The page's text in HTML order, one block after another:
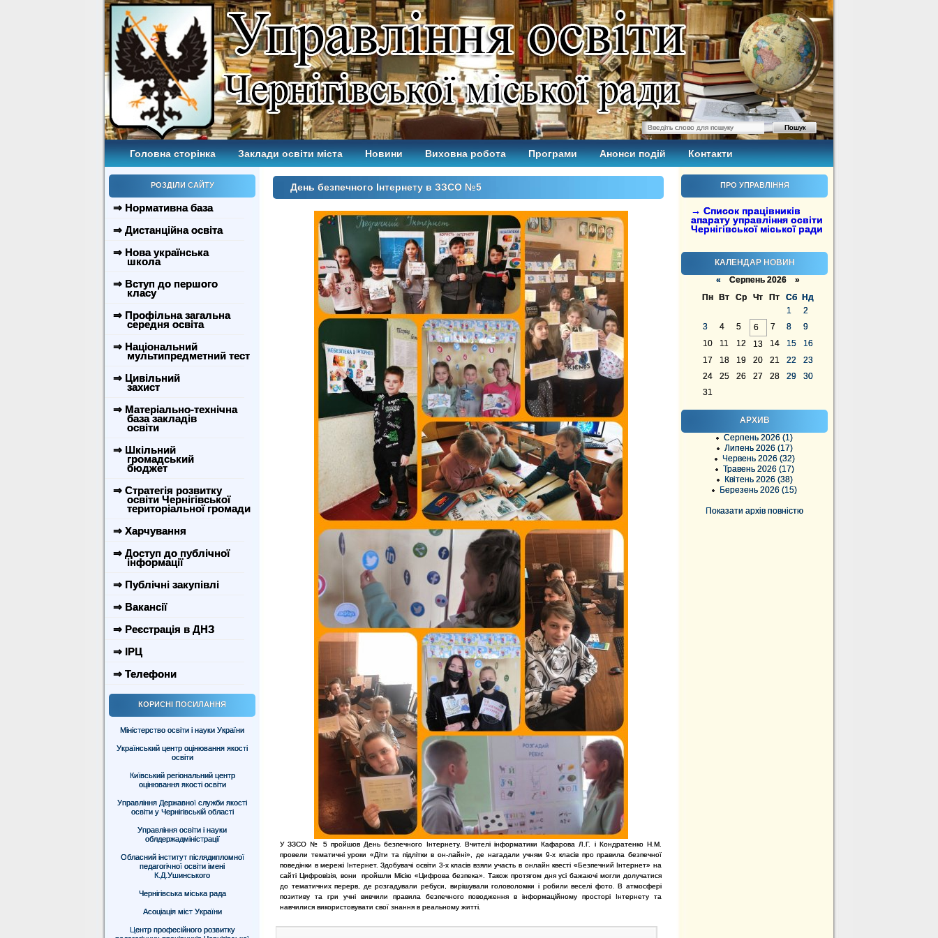
Головна сторінка Заклади освіти міста Новини Виховна робота Програми Анонси подій Контакти
РОЗДІЛИ САЙТУ
⇒ Нормативна база
⇒ Дистанційна освіта
⇒ Нова українська
школа
⇒ Вступ до першого
класу
⇒ Профільна загальна
середня освіта
⇒ Національний
мультипредметний тест
⇒ Цивільний
захист
⇒ Матеріально-технічна
база закладів
освіти
⇒ Шкільний
громадський
бюджет
⇒ Стратегія розвитку
освіти Чернігівської
територіальної громади
⇒ Харчування
⇒ Доступ до публічної
інформації
⇒ Публічні закупівлі
⇒ Вакансії
⇒ Реєстрація в ДНЗ
⇒ ІРЦ
⇒ Телефони
КОРИСНІ ПОСИЛАННЯ
Міністерство освіти і науки України
Український центр оцінювання якості
освіти
Київський регіональний центр
оцінювання якості освіти
Управління Державної служби якості
освіти у Чернігівській області
Управління освіти і науки
облдержадміністрації
Обласний інститут післядипломної
педагогічної освіти імені
К.Д.Ушинського
Чернігівська міська рада
Асоціація міст України
Центр професійного розвитку
ПРО УПРАВЛІННЯ
→ Список працівників
апарату управління освіти
Чернігівської міської ради
КАЛЕНДАР НОВИН
« Серпень 2026 »
Пн
Вт Ср Чт Пт Сб
Нд
1
2
3
4 5 6 7 8
9
10
11 12 13 14 15
16
17
18 19 20 21 22
23
24
25 26 27 28 29
30
31
АРХИВ
Серпень 2026 (1)
Липень 2026 (17)
Червень 2026 (32)
Травень 2026 (17)
Квітень 2026 (38)
Березень 2026 (15)
Показати архів повністю
День безпечного Інтернету в ЗЗСО №5
У ЗЗСО № 5 пройшов День безпечного Інтернету. Вчителі інформатики Кафарова Л.Г. і Кондратенко Н.М.
провели тематичні уроки «Діти та підлітки в он-лайні», де нагадали учням 9-х класів про правила безпечної
поведінки в мережі Інтернет. Здобувачі освіти 3-х класів взяли участь в онлайн квесті «Безпечний Інтернет» на
сайті Цифровізія, вони пройшли Місію «Цифрова безпека». Також протягом дня усі бажаючі могли долучатися
до тематичних перерв, де розгадували ребуси, вирішували головоломки і робили веселі фото. В атмосфері
позитиву та гри учні вивчили правила безпечного поводження в інформаційному просторі Інтернету та
навчилися використовувати свої знання в реальному житті.